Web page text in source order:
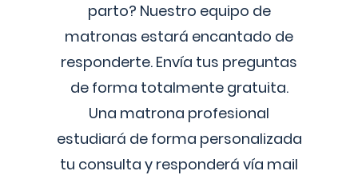
parto? Nuestro equipo de
matronas estará encantado de
responderte. Envía tus preguntas
de forma totalmente gratuita.
Una matrona profesional
estudiará de forma personalizada
tu consulta y responderá vía mail